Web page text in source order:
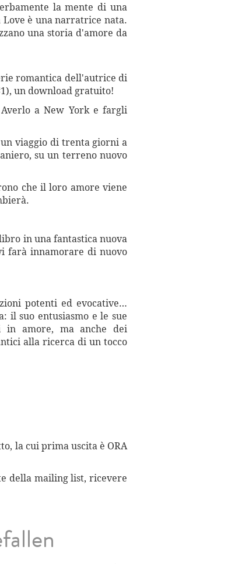
la mente di una
è una narratrice nata.
una storia d'amore da
romantica dell'autrice di
un download gratuito!
a New York e fargli
viaggio di trenta giorni a
su un terreno nuovo
che il loro amore viene
in una fantastica nuova
farà innamorare di nuovo
potenti ed evocative…
il suo entusiasmo e le sue
in amore, ma anche dei
alla ricerca di un tocco
la cui prima uscita è ORA
della mailing list, ricevere